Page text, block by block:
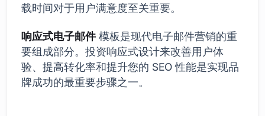
载时间对于用户满意度至关重要。
响应式电子邮件模板是现代电子邮件营销的重
要组成部分。投资响应式设计来改善用户体
验、提高转化率和提升您的 SEO 性能是实现品
牌成功的最重要步骤之一。